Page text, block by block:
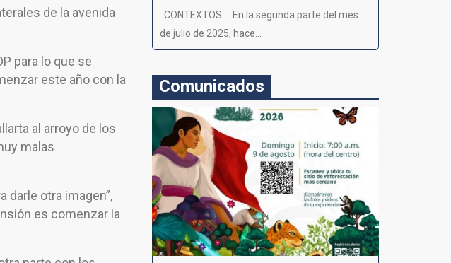
de la avenida
para lo que se
este año con la
al arroyo de los
malas
darle otra imagen”,
es comenzar la
CONTEXTOS En la segunda parte del mes
de julio de 2025, hace...
Comunicados